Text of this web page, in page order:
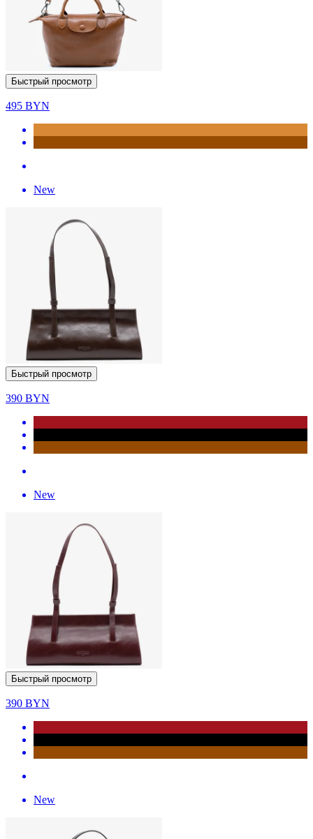
Быстрый просмотр
495 BYN
New
Быстрый просмотр
390 BYN
New
Быстрый просмотр
390 BYN
New